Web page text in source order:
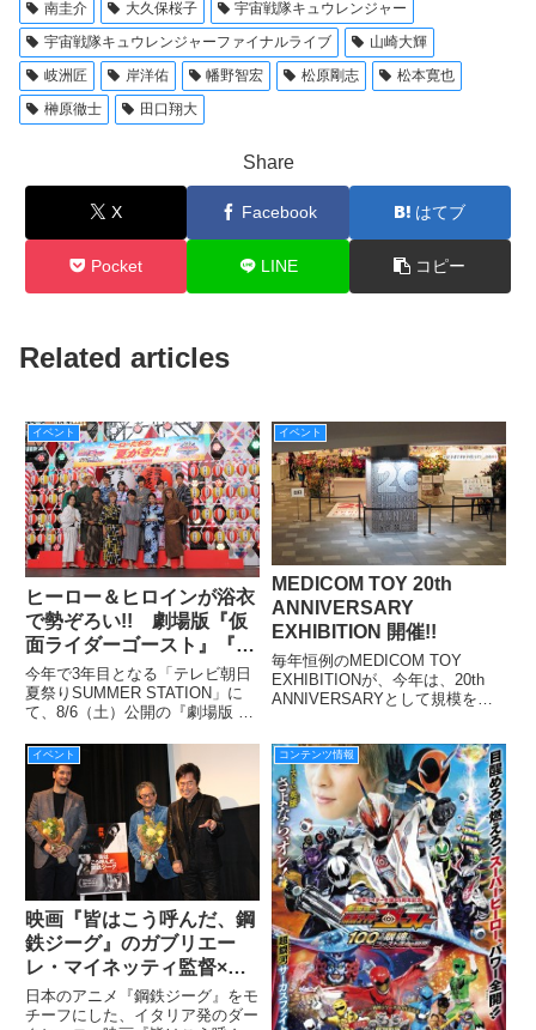
南圭介 大久保桜子
宇宙戦隊キュウレンジャー
宇宙戦隊キュウレンジャーファイナルライブ
山崎大輝
岐洲匠
岸洋佑 幡野智宏 松原剛志
松本寛也
榊原徹士
田口翔大
Share
X Facebook はてブ
Pocket LINE コピー
Related articles
イベント
ヒーロー＆ヒロインが浴衣
で勢ぞろい!! 劇場版『仮
面ライダーゴースト』『動
物戦隊ジュウオウジャー』
完成披露スペシャルイベン
トが7/26（火）六本木ヒル
ズアリーナにて開催！
今年で3年目となる「テレビ朝日
夏祭りSUMMER STATION」に
て、8/6（土）公開の『劇場版 仮
ゴースト運命の瞬間』＆『劇場版
動物戦隊ジュウオウジャー ドキ
ドキサーカスパニック！』の完成
披露スペシャ
イベント
MEDICOM TOY 20th
ANNIVERSARY
EXHIBITION 開催!!
毎年恒例のMEDICOM TOY
EXHIBITIONが、今年は、20th
ANNIVERSARYとして規模を拡
日（木）まで開催された。
イベント
映画『皆はこう呼んだ、鋼
鉄ジーグ』のガブリエー
レ・マイネッティ監督×永
井豪先生×水木一郎アニキ
によるトークイベント付き
日本のアニメ『鋼鉄ジーグ』をモ
チーフにした、イタリア発のダー
コンテンツ情報